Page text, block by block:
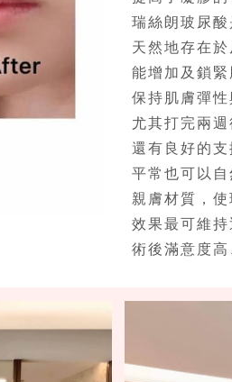
瑞絲朗玻尿
天然地存在
能增加及鎖
保持肌膚彈性
尤其打完兩週
還有良好的支
平常也可以
親膚材質，
效果最可維持
術後滿意度